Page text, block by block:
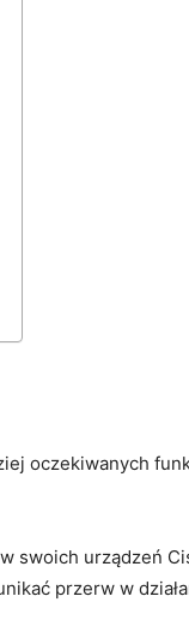
oczekiwanych
swoich urządzeń
przerw w